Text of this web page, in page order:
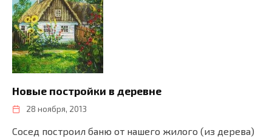
Новые постройки в деревне
28 ноября, 2013
Сосед построил баню от нашего жилого (из дерева)